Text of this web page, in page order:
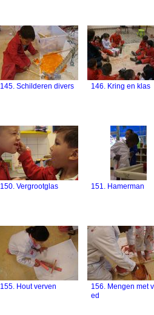
145. Schilderen divers 146. Kring en klas
150. Vergrootglas 151. Hamerman
155. Hout verven
156. Mengen met
ed